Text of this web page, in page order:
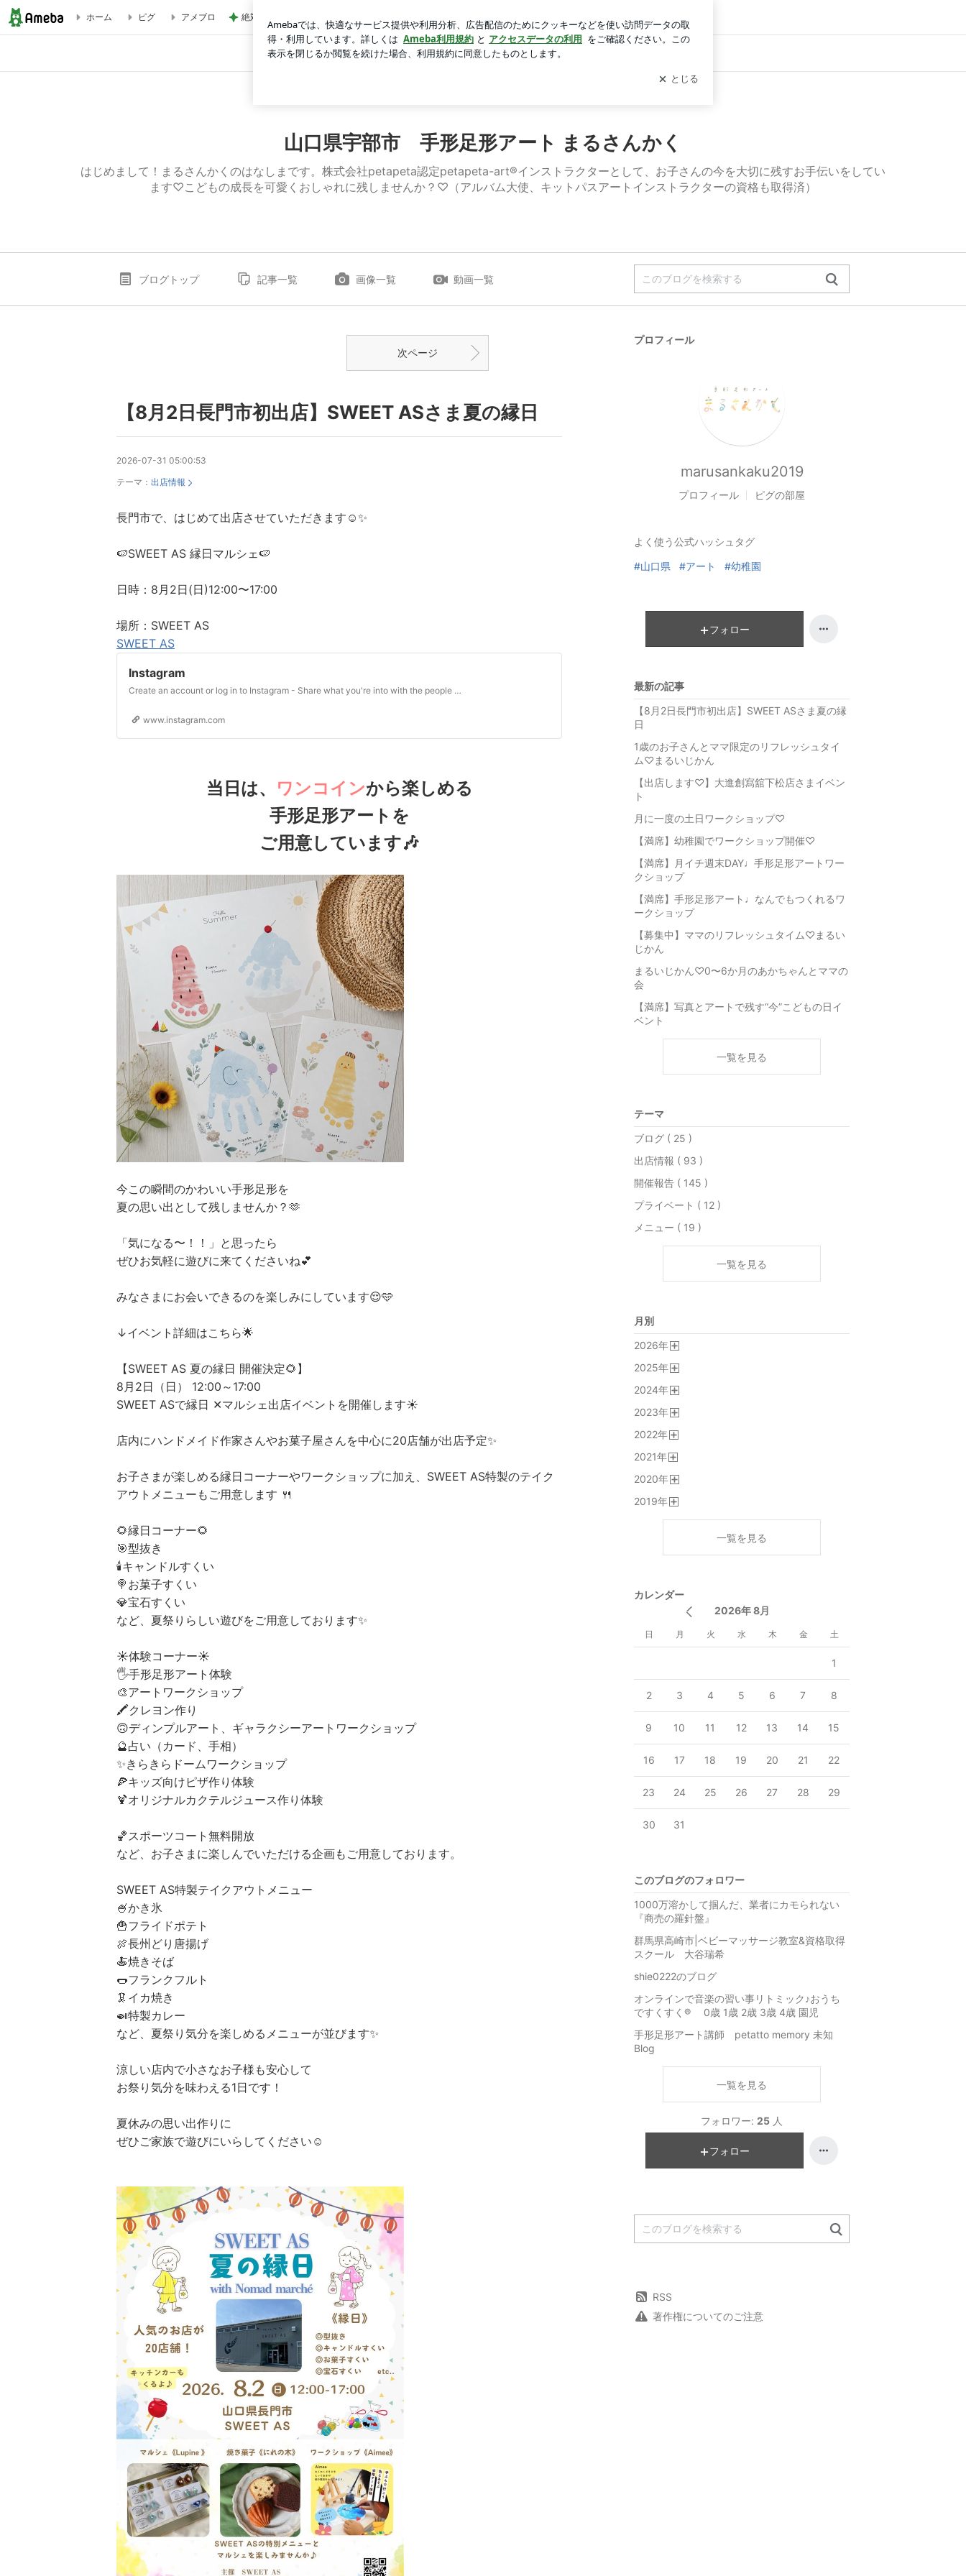
Home 講師プロフィール メニュー 公式LINEお友だち登録
ホーム ピグ アメブロ 絶対寄るパン屋の一番好きなパン ログイン
山口県宇部市 手形足形アート まるさんかく
はじめまして！まるさんかくのはなしまです。株式会社petapeta認定petapeta-art®インストラクターとして、お子さんの今を大切に残すお手伝いをしてい
ます♡こどもの成長を可愛くおしゃれに残しませんか？♡（アルバム大使、キットパスアートインストラクターの資格も取得済）
ブログトップ 記事一覧 画像一覧 動画一覧
次ページ
【8月2日長門市初出店】SWEET ASさま夏の縁日
2026-07-31 05:00:53
テーマ： 出店情報
長門市で、はじめて出店させていただきます☺️✨
🍉SWEET AS 縁日マルシェ🍉
日時：8月2日(日)12:00〜17:00
場所：SWEET AS
SWEET AS
Instagram
Create an account or log in to Instagram - Share what you're into with the people who get you.
www.instagram.com
当日は、 ワンコインから楽しめる
手形足形アートを
ご用意しています🎶
今この瞬間のかわいい手形足形を
夏の思い出として残しませんか？🫶
「気になる〜！！」と思ったら
ぜひお気軽に遊びに来てくださいね💕
みなさまにお会いできるのを楽しみにしています😌🩵
↓イベント詳細はこちら🌟
【SWEET AS 夏の縁日 開催決定🌻】
8月2日（日） 12:00～17:00
SWEET ASで縁日 ✕マルシェ出店イベントを開催します☀️
店内にハンドメイド作家さんやお菓子屋さんを中心に20店舗が出店予定✨
お子さまが楽しめる縁日コーナーやワークショップに加え、SWEET AS特製のテイク
アウトメニューもご用意します 🍴
🌻縁日コーナー🌻
🎯型抜き
🕯️キャンドルすくい
🍭お菓子すくい
💎宝石すくい
など、夏祭りらしい遊びをご用意しております✨
☀️体験コーナー☀️
🖐️手形足形アート体験
🎨アートワークショップ
🖍️クレヨン作り
🙃ディンプルアート、ギャラクシーアートワークショップ
🔮占い（カード、手相）
✨きらきらドームワークショップ
🍕キッズ向けピザ作り体験
🍹オリジナルカクテルジュース作り体験
🏀スポーツコート無料開放
など、お子さまに楽しんでいただける企画もご用意しております。
SWEET AS特製テイクアウトメニュー
🍧かき氷
🍟フライドポテト
🍖長州どり唐揚げ
🍝焼きそば
🌭フランクフルト
🦑イカ焼き
🍛特製カレー
など、夏祭り気分を楽しめるメニューが並びます✨
涼しい店内で小さなお子様も安心して
お祭り気分を味わえる1日です！
夏休みの思い出作りに
ぜひご家族で遊びにいらしてください☺️
プロフィール
marusankaku2019
プロフィール ピグの部屋
よく使う公式ハッシュタグ
#山口県 #アート #幼稚園
フォロー
最新の記事
【8月2日長門市初出店】SWEET ASさま夏の縁
日
1歳のお子さんとママ限定のリフレッシュタイ
ム♡まるいじかん
【出店します♡】大進創寫舘下松店さまイベン
ト
月に一度の土日ワークショップ♡
【満席】幼稚園でワークショップ開催♡
【満席】月イチ週末DAY♩手形足形アートワー
クショップ
【満席】手形足形アート♩なんでもつくれるワ
ークショップ
【募集中】ママのリフレッシュタイム♡まるい
じかん
まるいじかん♡0〜6か月のあかちゃんとママの
会
【満席】写真とアートで残す“今”こどもの日イ
ベント
一覧を見る
テーマ
ブログ ( 25 )
出店情報 ( 93 )
開催報告 ( 145 )
プライベート ( 12 )
メニュー ( 19 )
一覧を見る
月別
2026年
2025年
2024年
2023年
2022年
2021年
2020年
2019年
一覧を見る
カレンダー
2026年 8月
日 月 火 水 木 金 土
1
2 3 4 5 6 7 8
9 10 11 12 13 14 15
16 17 18 19 20 21 22
23 24 25 26 27 28 29
30 31
このブログのフォロワー
1000万溶かして掴んだ、業者にカモられない
『商売の羅針盤』
群馬県高崎市|ベビーマッサージ教室&資格取得
スクール 大谷瑞希
shie0222のブログ
オンラインで音楽の習い事リトミック♪おうち
ですくすく®︎ 0歳 1歳 2歳 3歳 4歳 園児
手形足形アート講師 petatto memory 未知
Blog
一覧を見る
フォロワー: 25 人
フォロー
RSS
著作権についてのご注意